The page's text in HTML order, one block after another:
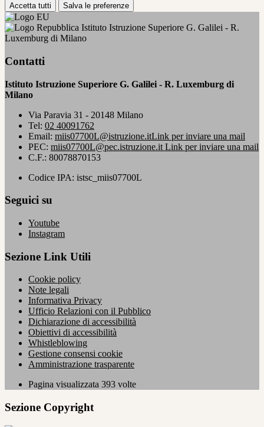
Accetta tutti Salva le preferenze
Istituto Istruzione Superiore G. Galilei - R.
Luxemburg di Milano
Contatti
Istituto Istruzione Superiore G. Galilei - R. Luxemburg di
Milano
Via Paravia 31 - 20148 Milano
Tel: 02 40091762
Email: miis07700L@istruzione.itLink per inviare una mail
PEC: miis07700L@pec.istruzione.it Link per inviare una mail
C.F.: 80078870153
Codice IPA: istsc_miis07700L
Seguici su
Youtube
Instagram
Sezione Link Utili
Cookie policy
Note legali
Informativa Privacy
Ufficio Relazioni con il Pubblico
Dichiarazione di accessibilità
Obiettivi di accessibilità
Whistleblowing
Gestione consensi cookie
Amministrazione trasparente
Pagina visualizzata 393 volte
Sezione Copyright